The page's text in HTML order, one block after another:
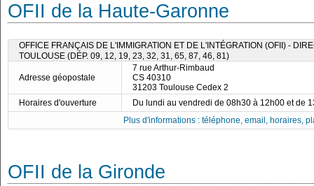
OFII de la Haute-Garonne
OFFICE FRANÇAIS DE L'IMMIGRATION ET DE L'INTÉGRATION (OFII) -
TOULOUSE (DÉP. 09, 12, 19, 23, 32, 31, 65, 87, 46, 81)
Adresse géopostale
7 rue Arthur-Rimbaud
CS 40310
31203 Toulouse Cedex 2
Horaires d'ouverture
Du lundi au vendredi de 08h30 à 12h00 et de
Plus d'informations : téléphone, email, horaires,
OFII de la Gironde